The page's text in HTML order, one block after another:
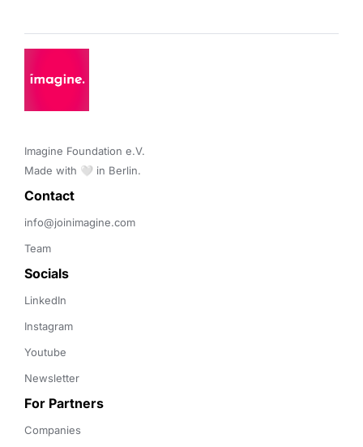
Imagine Foundation e.V.
Made with 🤍 in Berlin.
Contact
info@joinimagine.com
Team
Socials
LinkedIn
Instagram
Youtube
Newsletter
For Partners
Companies